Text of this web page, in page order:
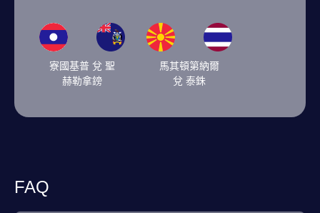
寮國基普 兌 聖
赫勒拿鎊
馬其頓第納爾
兌 泰銖
FAQ